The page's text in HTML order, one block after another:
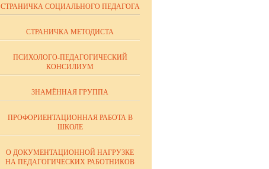
СТРАНИЧКА СОЦИАЛЬНОГО ПЕДАГОГА
СТРАНИЧКА МЕТОДИСТА
ПСИХОЛОГО-ПЕДАГОГИЧЕСКИЙ
КОНСИЛИУМ
ЗНАМЁННАЯ ГРУППА
ПРОФОРИЕНТАЦИОННАЯ РАБОТА В
ШКОЛЕ
О ДОКУМЕНТАЦИОННОЙ НАГРУЗКЕ
НА ПЕДАГОГИЧЕСКИХ РАБОТНИКОВ